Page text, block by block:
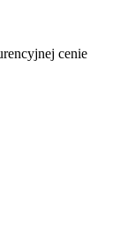
cenie